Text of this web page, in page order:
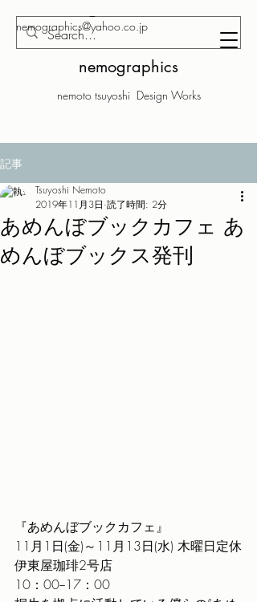
nemographics
nemoto tsuyoshi Design Works
nemographics@yahoo.co.jp
記事
あめんぼブックカフェ あ
めんぼブックス発刊
Tsuyoshi Nemoto
2019年11月3日 読了時間: 2分
『あめんぼブックカフェ』
11月1日(金)～11月13日(水) 木曜日定休
伊東屋珈琲2号店
10：00−17：00